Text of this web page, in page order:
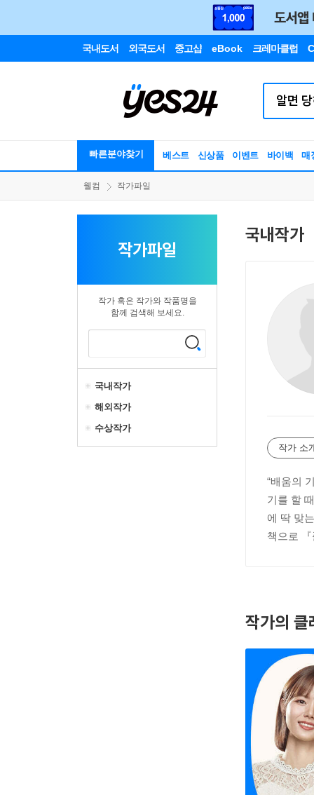
국내도서 외국도서 중고샵 eBook 크레마클럽
빠른분야찾기 베스트 신상품 이벤트 바이백 매
웰컴 작가파일
작가파일
작가 혹은 작가와 작품명을
함께 검색해 보세요.
국내작가
해외작가
수상작가
국내작가
작가 소
“배움의
기를 할
에 딱 맞
책으로
작가의